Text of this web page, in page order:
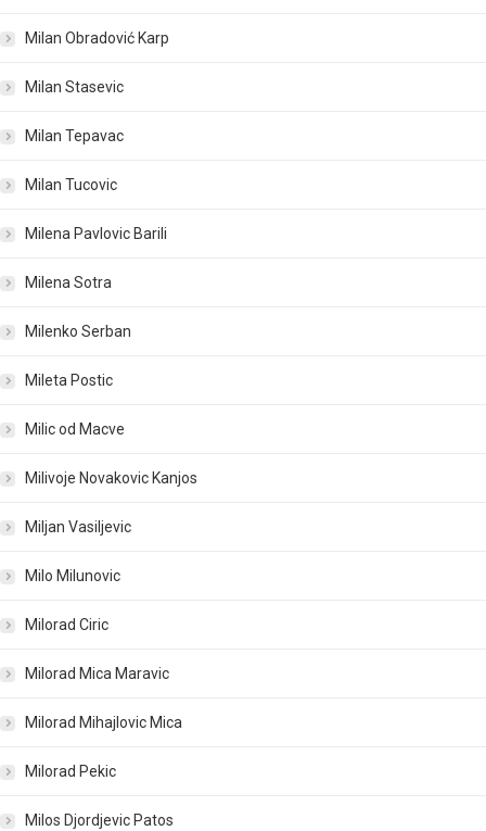
Milan Obradović Karp
Milan Stasevic
Milan Tepavac
Milan Tucovic
Milena Pavlovic Barili
Milena Sotra
Milenko Serban
Mileta Postic
Milic od Macve
Milivoje Novakovic Kanjos
Miljan Vasiljevic
Milo Milunovic
Milorad Ciric
Milorad Mica Maravic
Milorad Mihajlovic Mica
Milorad Pekic
Milos Djordjevic Patos